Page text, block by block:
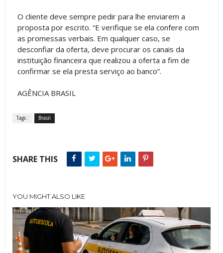
O cliente deve sempre pedir para lhe enviarem a
proposta por escrito. “E verifique se ela confere com
as promessas verbais. Em qualquer caso, se
desconfiar da oferta, deve procurar os canais da
instituição financeira que realizou a oferta a fim de
confirmar se ela presta serviço ao banco”.
AGÊNCIA BRASIL
Tags : Brasil
SHARE THIS
YOU MIGHT ALSO LIKE